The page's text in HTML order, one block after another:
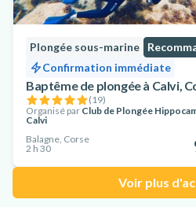
Plongée sous-marine
Confirmation immédiate
Baptême de plongée à Calvi,
(19)
Organisé par Club de Plongée
Calvi
Balagne, Corse
2 h 30
Voir plus